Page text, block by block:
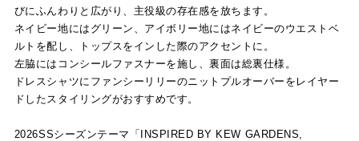
びにふんわりと広がり、主役級の存在感を放ちます。
ネイビー地にはグリーン、アイボリー地にはネイビーのウエストベ
ルトを配し、トップスをインした際のアクセントに。
左脇にはコンシールファスナーを施し、裏面は総裏仕様。
ドレスシャツにファンシーリリーのニットプルオーバーをレイヤー
ドしたスタイリングがおすすめです。
2026SSシーズンテーマ「INSPIRED BY KEW GARDENS,